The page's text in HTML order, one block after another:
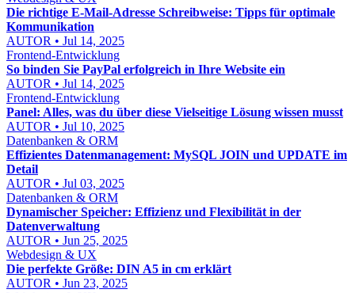
Die richtige E-Mail-Adresse Schreibweise: Tipps für optimale
Kommunikation
AUTOR • Jul 14, 2025
Frontend-Entwicklung
So binden Sie PayPal erfolgreich in Ihre Website ein
AUTOR • Jul 14, 2025
Frontend-Entwicklung
Panel: Alles, was du über diese Vielseitige Lösung wissen musst
AUTOR • Jul 10, 2025
Datenbanken & ORM
Effizientes Datenmanagement: MySQL JOIN und UPDATE im
Detail
AUTOR • Jul 03, 2025
Datenbanken & ORM
Dynamischer Speicher: Effizienz und Flexibilität in der
Datenverwaltung
AUTOR • Jun 25, 2025
Webdesign & UX
Die perfekte Größe: DIN A5 in cm erklärt
AUTOR • Jun 23, 2025